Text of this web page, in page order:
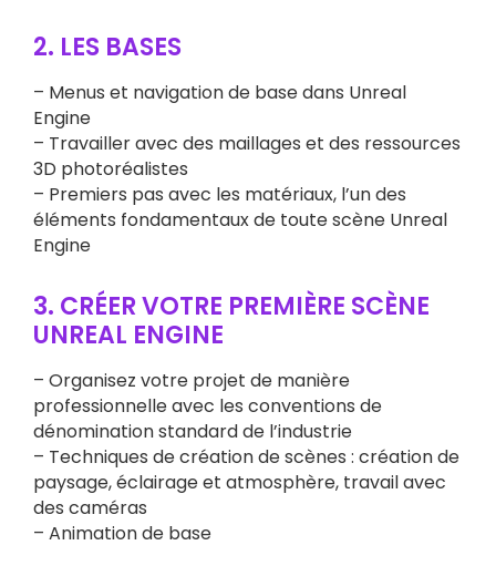
2. LES BASES
– Menus et navigation de base dans Unreal
Engine
– Travailler avec des maillages et des ressources
3D photoréalistes
– Premiers pas avec les matériaux, l’un des
éléments fondamentaux de toute scène Unreal
Engine
3. CRÉER VOTRE PREMIÈRE SCÈNE
UNREAL ENGINE
– Organisez votre projet de manière
professionnelle avec les conventions de
dénomination standard de l’industrie
– Techniques de création de scènes : création de
paysage, éclairage et atmosphère, travail avec
des caméras
– Animation de base